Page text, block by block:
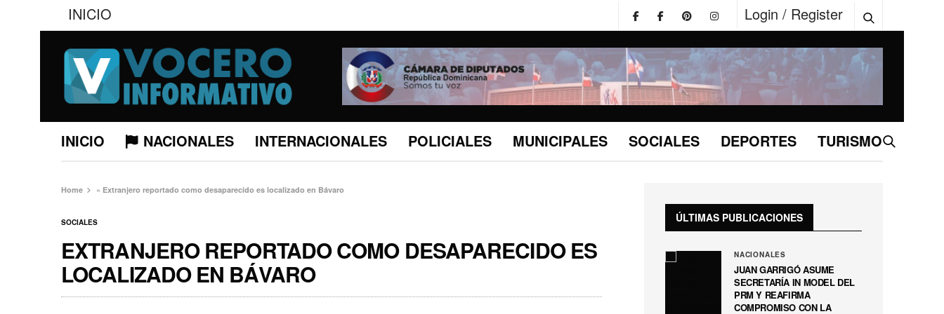
INICIO Login / Register
INICIO NACIONALES INTERNACIONALES POLICIALES MUNICIPALES SOCIALES DEPORTES TURISMO
Home » Extranjero reportado como desaparecido es localizado en Bávaro
SOCIALES
EXTRANJERO REPORTADO COMO DESAPARECIDO ES
LOCALIZADO EN BÁVARO
ÚLTIMAS PUBLICACIONES
NACIONALES
JUAN GARRIGÓ ASUME
SECRETARÍA IN MODEL DEL
PRM Y REAFIRMA
COMPROMISO CON LA